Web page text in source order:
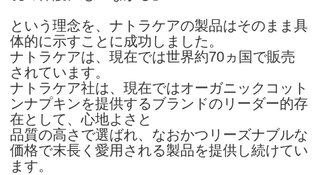
という理念を、ナトラケアの製品はそのまま具
体的に示すことに成功しました。
ナトラケアは、現在では世界約70ヵ国で販売
されています。
ナトラケア社は、現在ではオーガニックコット
ンナプキンを提供するブランドのリーダー的存
在として、心地よさと
品質の高さで選ばれ、なおかつリーズナブルな
価格で末長く愛用される製品を提供し続けてい
ます。